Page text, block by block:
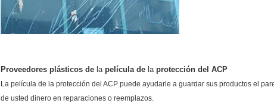
Proveedores plásticos de la película de la protección del ACP
La película de la protección del ACP puede ayudarle a guardar sus productos el
de usted dinero en reparaciones o reemplazos.